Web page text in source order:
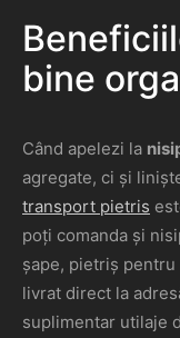
bine
Când apelezi la
agregate, ci și
transport pietris
poți comanda și
șape, pietriș
livrat direct la
suplimentar utilaje